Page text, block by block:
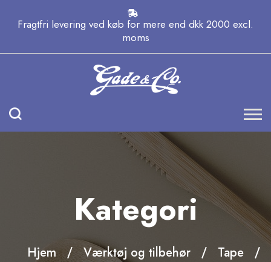
Fragtfri levering ved køb for mere end dkk 2000 excl.
moms
Kategori
Hjem Værktøj og tilbehør
Tape